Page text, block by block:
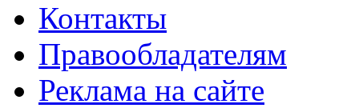
Контакты
Правообладателям
Реклама на сайте